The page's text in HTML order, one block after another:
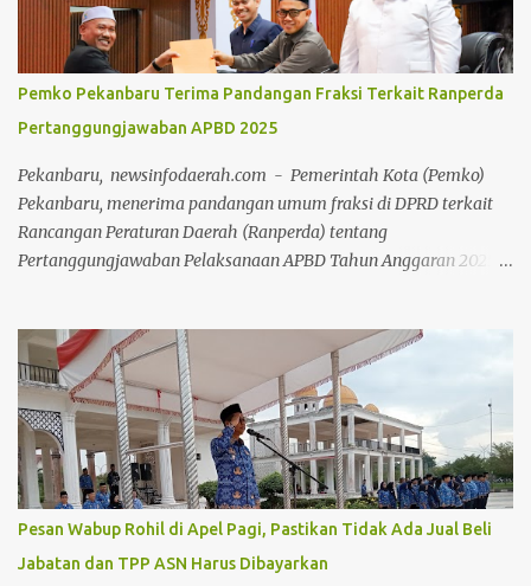
memanfaatkan momen bebas kendaraan bermotor ini untuk
berolahraga, mulai dari senam bersama, joging, hingga
bersepeda. Selain menjadi ajang menjaga kebugaran dan
bersilaturahmi, CFD kali ini juga sukses menjadi motor penggerak
ekonomi daerah. Puluhan pelaku Usaha Mikro, Kecil, dan
Menengah (UMKM) lokal yang memadati area kegiatan
melaporkan lonjakan omzet yang positif berkat ramainya pe...
Pemko Pekanbaru Terima Pandangan Fraksi Terkait Ranperda
Pertanggungjawaban APBD 2025
Pekanbaru, newsinfodaerah.com - Pemerintah Kota (Pemko)
Pekanbaru, menerima pandangan umum fraksi di DPRD terkait
Rancangan Peraturan Daerah (Ranperda) tentang
Pertanggungjawaban Pelaksanaan APBD Tahun Anggaran 2025.
DPRD Pekanbaru, Senin (20/7/2026) siang. Rapat Paripurna
dipimpin secara langsung oleh Ketua DPRD Muhammad Isa
Lahamid, didampingi Wakil Ketua II Muhammad Dikky Suryadi
Khusaini dan Plh Sekdako Pekanbaru Masykur Tarmizi. Usai
paripurna, Masykur Tarmizi menyebutkan bahwa pandangan
umum dari fraksi di DPRD bersifat saran dan masukan bagi
Pemko Pekanbaru untuk keperluan perbaikan pengelolaan APBD
ke depannya. "Mulai dari perencanaan, penganggaran,
pelaksanaan, hingga pertanggungjawaban (APBD)," ungkapnya.
Pesan Wabup Rohil di Apel Pagi, Pastikan Tidak Ada Jual Beli
Jabatan dan TPP ASN Harus Dibayarkan